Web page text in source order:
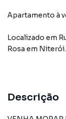
Apartamento à
Localizado em
Rosa em Niterói.
Descrição